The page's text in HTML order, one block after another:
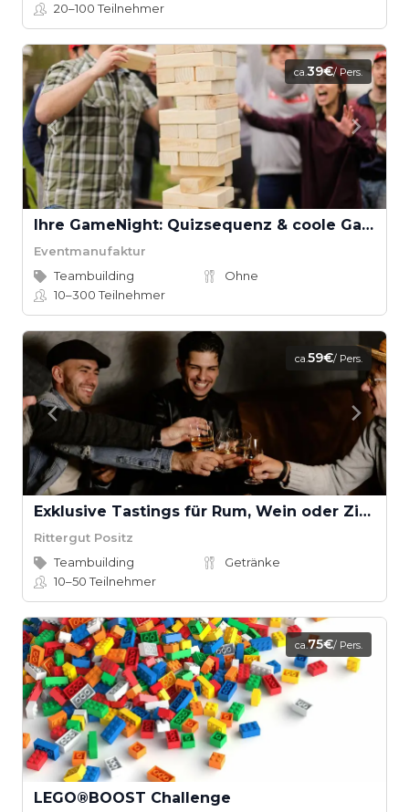
20–100Teilnehmer
ca.39€/ Pers.
Ihre GameNight: Quizsequenz & coole Games
Eventmanufaktur
Teambuilding
Ohne
10–300Teilnehmer
ca.59€/ Pers.
Exklusive Tastings für Rum, Wein oder Zigarren
Rittergut Positz
Teambuilding
Getränke
10–50Teilnehmer
ca.75€/ Pers.
LEGO®BOOST Challenge